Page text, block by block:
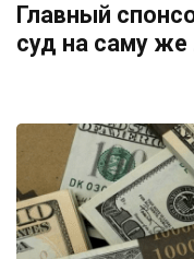
Главный
суд на саму же